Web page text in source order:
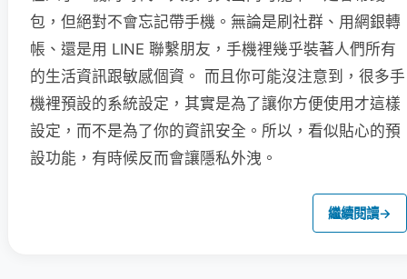
包，但絕對不會忘記帶手機。無論是刷社群、用網銀轉
帳、還是用 LINE 聯繫朋友，手機裡幾乎裝著人們所有
的生活資訊跟敏感個資。 而且你可能沒注意到，很多手
機裡預設的系統設定，其實是為了讓你方便使用才這樣
設定，而不是為了你的資訊安全。所以，看似貼心的預
設功能，有時候反而會讓隱私外洩。
繼續閱讀→